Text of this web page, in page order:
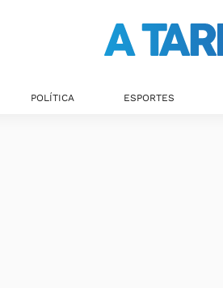
POLÍTICA ESPORTES